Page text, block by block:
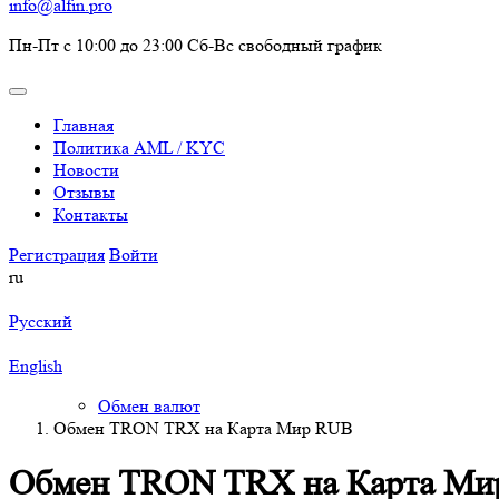
info@alfin.pro
Пн-Пт с 10:00 до 23:00 Сб-Вс свободный график
Главная
Политика AML / KYC
Новости
Отзывы
Контакты
Регистрация Войти
ru
Русский
English
Обмен валют
Обмен TRON TRX на Карта Мир RUB
Обмен TRON TRX на Карта